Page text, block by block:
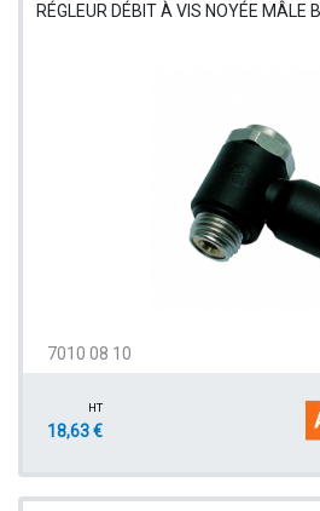
RÉGLEUR DÉBIT À VIS NOYÉE MÂLE
7010 08 10
HT
18,63 €